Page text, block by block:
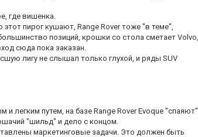
где вишенка.
пирог кушают, Range Rover тоже "в теме",
позиций, крошки со стола сметает Volvo,
сюда пока заказан.
лигу не слышал только глухой, и ряды SUV
легким путем, на базе Range Rover Evoque "спаяют"
"шильд" и дело с концом.
маркетинговые задачи. Это должен быть